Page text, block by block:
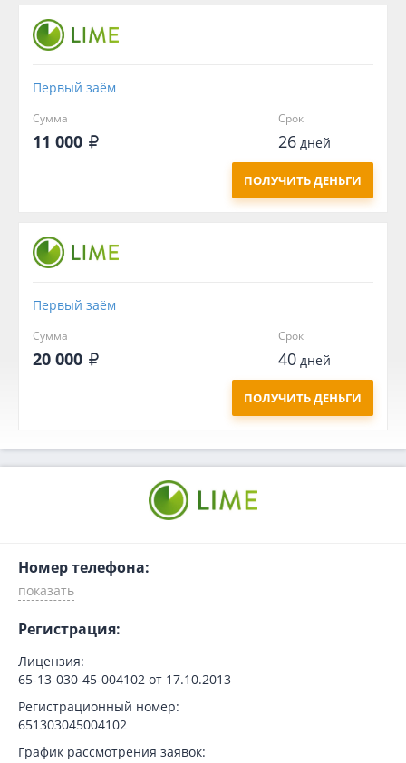
Первый заём
Сумма
11 000
Срок
26дней
ПОЛУЧИТЬ ДЕНЬГИ
Первый заём
Сумма
20 000
Срок
40дней
ПОЛУЧИТЬ ДЕНЬГИ
Номер телефона:
Регистрация:
Лицензия:
65-13-030-45-004102 от 17.10.2013
Регистрационный номер:
651303045004102
График рассмотрения заявок: